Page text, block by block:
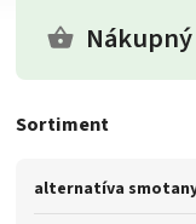
Sortiment
alternatíva